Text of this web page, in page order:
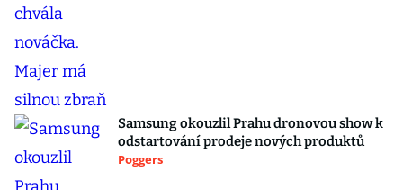
Samsung okouzlil Prahu dronovou show k
odstartování prodeje nových produktů
Poggers